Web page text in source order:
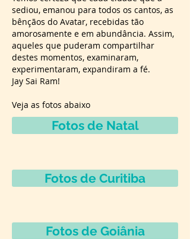
sediou, emanou para todos os cantos, as
bênçãos do Avatar, recebidas tão
amorosamente e em abundância. Assim,
aqueles que puderam compartilhar
destes momentos, examinaram,
experimentaram, expandiram a fé.
Jay Sai Ram!
Veja as fotos abaixo
Fotos de Natal
Fotos de Curitiba
Fotos de Goiânia